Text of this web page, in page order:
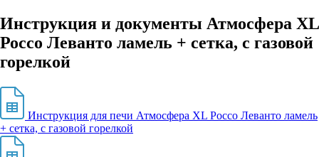
Инструкция и документы Атмосфера XL
Россо Леванто ламель + сетка, с газовой
горелкой
Инструкция для печи Атмосфера XL Россо Леванто ламель
+ сетка, с газовой горелкой